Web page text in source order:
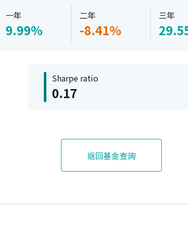
一年
9.99%
二年
-8.41%
三年
Sharpe ratio
0.17
返回基金查詢